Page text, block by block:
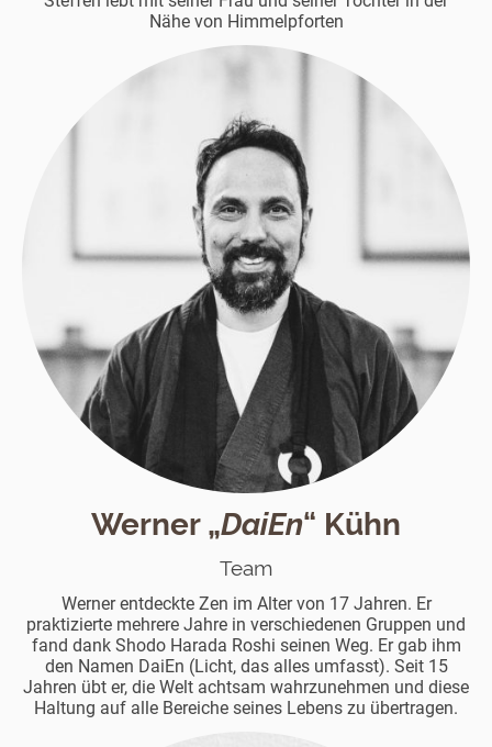
Nähe von Himmelpforten
Werner „DaiEn“ Kühn
Team
Werner entdeckte Zen im Alter von 17 Jahren. Er
praktizierte mehrere Jahre in verschiedenen Gruppen und
fand dank Shodo Harada Roshi seinen Weg. Er gab ihm
den Namen DaiEn (Licht, das alles umfasst). Seit 15
Jahren übt er, die Welt achtsam wahrzunehmen und diese
Haltung auf alle Bereiche seines Lebens zu übertragen.